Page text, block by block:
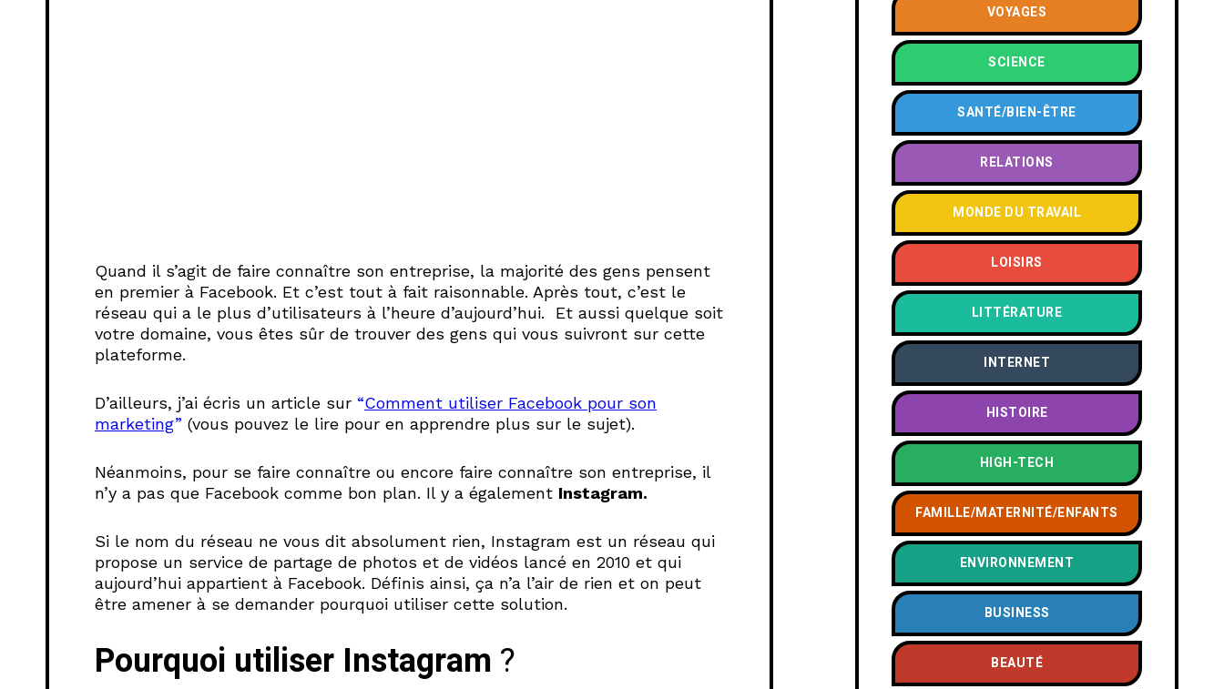
Quand il s’agit de faire connaître son entreprise, la majorité des gens pensent
en premier à Facebook. Et c’est tout à fait raisonnable. Après tout, c’est le
réseau qui a le plus d’utilisateurs à l’heure d’aujourd’hui. Et aussi quelque soit
votre domaine, vous êtes sûr de trouver des gens qui vous suivront sur cette
plateforme.
D’ailleurs, j’ai écris un article sur “Comment utiliser Facebook pour son
marketing” (vous pouvez le lire pour en apprendre plus sur le sujet).
Néanmoins, pour se faire connaître ou encore faire connaître son entreprise, il
n’y a pas que Facebook comme bon plan. Il y a également Instagram.
Si le nom du réseau ne vous dit absolument rien, Instagram est un réseau qui
propose un service de partage de photos et de vidéos lancé en 2010 et qui
aujourd’hui appartient à Facebook. Définis ainsi, ça n’a l’air de rien et on peut
être amener à se demander pourquoi utiliser cette solution.
Pourquoi utiliser Instagram ?
VOYAGES
SCIENCE
SANTÉ/BIEN-ÊTRE
RELATIONS
MONDE DU TRAVAIL
LOISIRS
LITTÉRATURE
INTERNET
HISTOIRE
HIGH-TECH
FAMILLE/MATERNITÉ/ENFANTS
ENVIRONNEMENT
BUSINESS
BEAUTÉ